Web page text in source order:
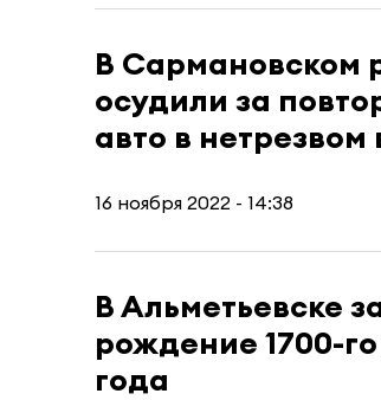
В Сармановском
осудили за
авто в нетрезвом
16 ноября 2022 - 14:38
В Альметьевске
рождение 1700-
года